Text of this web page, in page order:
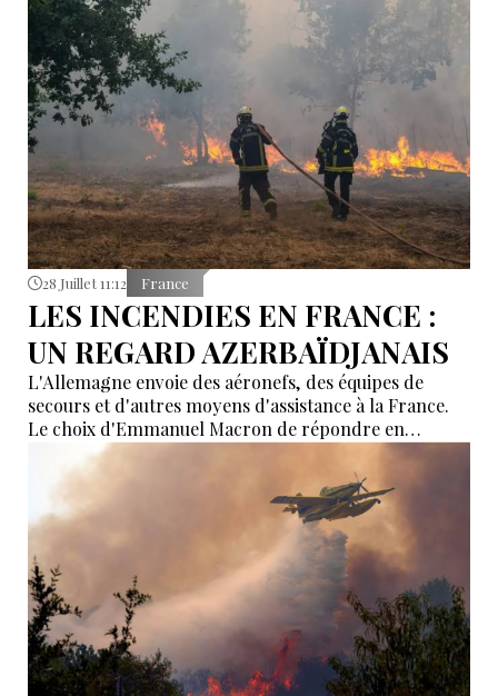
28 Juillet 11:12 France
LES INCENDIES EN FRANCE :
UN REGARD AZERBAÏDJANAIS
L'Allemagne envoie des aéronefs, des équipes de
secours et d'autres moyens d'assistance à la France.
Le choix d'Emmanuel Macron de répondre en
allemand a eu une portée symbolique.